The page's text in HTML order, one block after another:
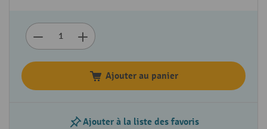
Ajouter au panier
Ajouter à la liste des favoris